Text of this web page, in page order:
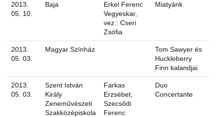
2013.
05. 10.
Baja
Erkel Ferenc
Vegyeskar,
vez.: Cseri
Zsófia
Miatyánk
2013.
05. 03.
Magyar Színház
Tom Sawyer és
Huckleberry
Finn kalandjai
2013.
05. 03.
Szent István
Király
Zeneművészeti
Szakközépiskola
Farkas
Erzsébet,
Szecsődi
Ferenc
Duo
Concertante